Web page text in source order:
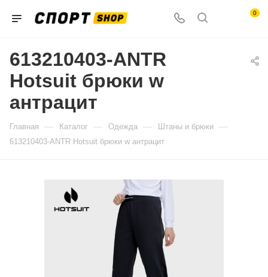
0
613210403-ANTR
Hotsuit брюки w
антрацит
Главная — Каталог — Одежда — Штаны и брюки —
613210403-ANTR Hotsuit брюки w антрацит